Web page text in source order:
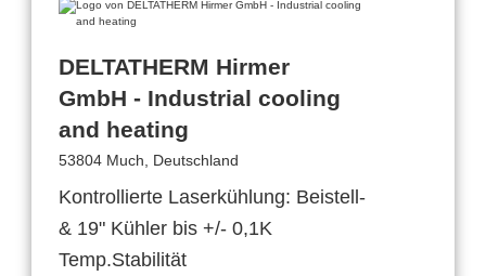
DELTATHERM Hirmer
GmbH - Industrial cooling
and heating
53804 Much, Deutschland
Kontrollierte Laserkühlung: Beistell-
& 19" Kühler bis +/- 0,1K
Temp.Stabilität